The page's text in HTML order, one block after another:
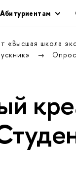
Абитуриентам
«Высшая школа